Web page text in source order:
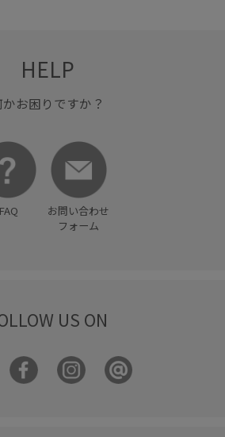
HELP
かお困りですか？
FAQ
お問い合わせ
フォーム
US ON